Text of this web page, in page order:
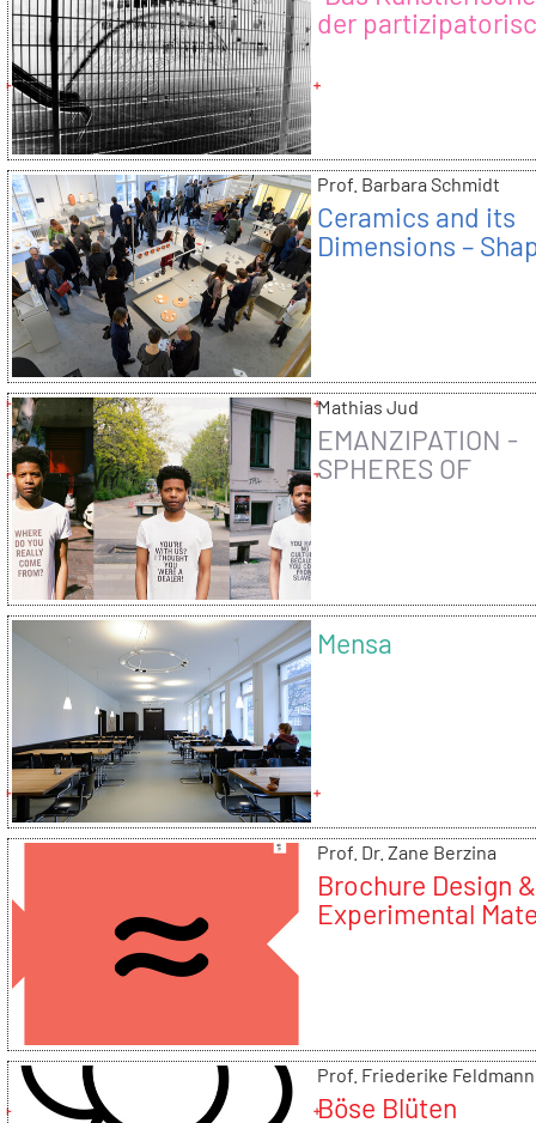
der
Prof. Barbara Schmidt
Ceramics and its
Dimensions –
Mathias Jud
EMANZIPATION -
SPHERES OF
Mensa
Prof. Dr. Zane Berzina
Brochure Design &
Experimental
Prof. Friederike Feldmann
Böse Blüten